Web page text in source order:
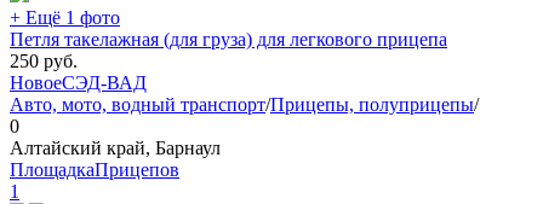
+ Ещё 1 фото
Петля такелажная (для груза) для легкового прицепа
250 руб.
НовоеСЭД-ВАД
Авто, мото, водный транспорт/Прицепы, полуприцепы/
0
Алтайский край, Барнаул
ПлощадкаПрицепов
1